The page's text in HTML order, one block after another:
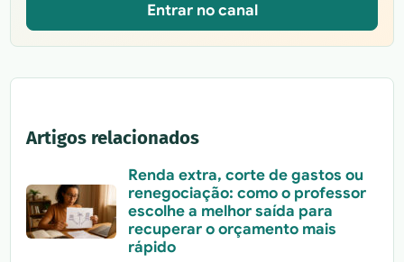
Entrar no canal
Artigos relacionados
Renda extra, corte de gastos ou
renegociação: como o professor
escolhe a melhor saída para
recuperar o orçamento mais
rápido